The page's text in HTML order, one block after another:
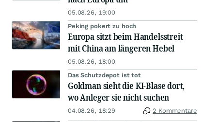
05.08.26, 19:00
Peking pokert zu hoch
Europa sitzt beim Handelsstreit
mit China am längeren Hebel
05.08.26, 18:00
Das Schutzdepot ist tot
Goldman sieht die KI-Blase dort,
wo Anleger sie nicht suchen
04.08.26, 18:29 2 Kommentare